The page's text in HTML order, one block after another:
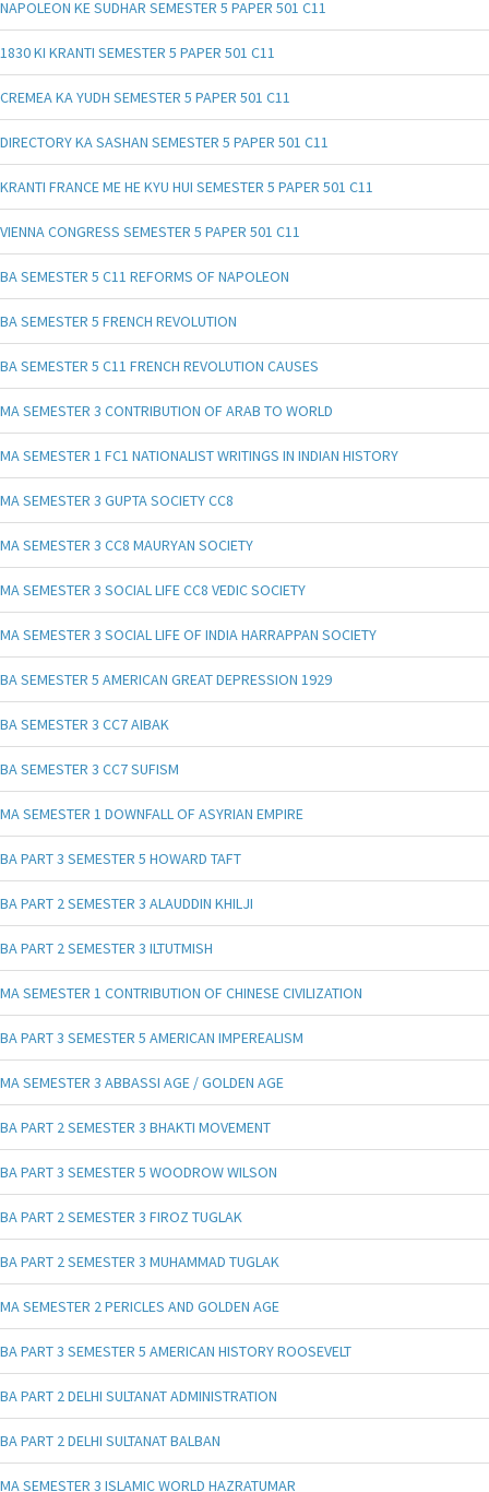
NAPOLEON KE SUDHAR SEMESTER 5 PAPER 501 C11
1830 KI KRANTI SEMESTER 5 PAPER 501 C11
CREMEA KA YUDH SEMESTER 5 PAPER 501 C11
DIRECTORY KA SASHAN SEMESTER 5 PAPER 501 C11
KRANTI FRANCE ME HE KYU HUI SEMESTER 5 PAPER 501 C11
VIENNA CONGRESS SEMESTER 5 PAPER 501 C11
BA SEMESTER 5 C11 REFORMS OF NAPOLEON
BA SEMESTER 5 FRENCH REVOLUTION
BA SEMESTER 5 C11 FRENCH REVOLUTION CAUSES
MA SEMESTER 3 CONTRIBUTION OF ARAB TO WORLD
MA SEMESTER 1 FC1 NATIONALIST WRITINGS IN INDIAN HISTORY
MA SEMESTER 3 GUPTA SOCIETY CC8
MA SEMESTER 3 CC8 MAURYAN SOCIETY
MA SEMESTER 3 SOCIAL LIFE CC8 VEDIC SOCIETY
MA SEMESTER 3 SOCIAL LIFE OF INDIA HARRAPPAN SOCIETY
BA SEMESTER 5 AMERICAN GREAT DEPRESSION 1929
BA SEMESTER 3 CC7 AIBAK
BA SEMESTER 3 CC7 SUFISM
MA SEMESTER 1 DOWNFALL OF ASYRIAN EMPIRE
BA PART 3 SEMESTER 5 HOWARD TAFT
BA PART 2 SEMESTER 3 ALAUDDIN KHILJI
BA PART 2 SEMESTER 3 ILTUTMISH
MA SEMESTER 1 CONTRIBUTION OF CHINESE CIVILIZATION
BA PART 3 SEMESTER 5 AMERICAN IMPEREALISM
MA SEMESTER 3 ABBASSI AGE / GOLDEN AGE
BA PART 2 SEMESTER 3 BHAKTI MOVEMENT
BA PART 3 SEMESTER 5 WOODROW WILSON
BA PART 2 SEMESTER 3 FIROZ TUGLAK
BA PART 2 SEMESTER 3 MUHAMMAD TUGLAK
MA SEMESTER 2 PERICLES AND GOLDEN AGE
BA PART 3 SEMESTER 5 AMERICAN HISTORY ROOSEVELT
BA PART 2 DELHI SULTANAT ADMINISTRATION
BA PART 2 DELHI SULTANAT BALBAN
MA SEMESTER 3 ISLAMIC WORLD HAZRATUMAR